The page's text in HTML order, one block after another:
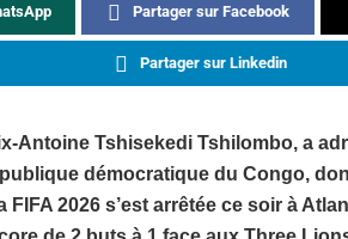
Partager sur Facebook
Partager sur Linkedin
Antoine Tshisekedi Tshilombo, a
démocratique du Congo,
2026 s’est arrêtée ce soir à